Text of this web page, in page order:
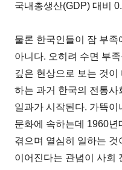
국내총생산(GDP) 대비
물론 한국인들이 잠 부
아니다. 오히려 수면 부
깊은 현상으로 보는 것
하는 과거 한국의 전통
일과가 시작된다. 가뜩
문화에 속하는데 1960
겪으며 열심히 일하는
이어진다는 관념이 사회